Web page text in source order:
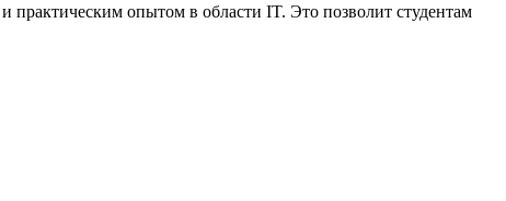
практическим опытом в области IT. Это позволит студентам